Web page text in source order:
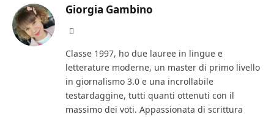
Giorgia Gambino
Classe 1997, ho due lauree in lingue e
letterature moderne, un master di primo livello
in giornalismo 3.0 e una incrollabile
testardaggine, tutti quanti ottenuti con il
massimo dei voti. Appassionata di scrittura